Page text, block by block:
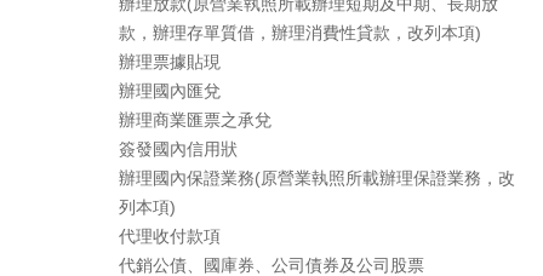
款，辦理存單質借，辦理消費性貸款，改列本項)
辦理票據貼現
辦理國內匯兌
辦理商業匯票之承兌
簽發國內信用狀
辦理國內保證業務(原營業執照所載辦理保證業務，改
列本項)
代理收付款項
代銷公債、國庫券、公司債券及公司股票